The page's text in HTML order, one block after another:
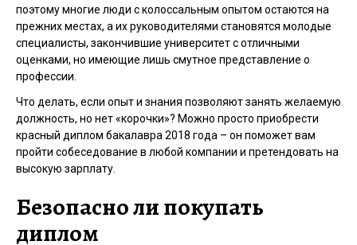
поэтому многие люди с колоссальным опытом остаются на
прежних местах, а их руководителями становятся молодые
специалисты, закончившие университет с отличными
оценками, но имеющие лишь смутное представление о
профессии.
Что делать, если опыт и знания позволяют занять желаемую
должность, но нет «корочки»? Можно просто приобрести
красный диплом бакалавра 2018 года – он поможет вам
пройти собеседование в любой компании и претендовать на
высокую зарплату.
Безопасно ли покупать
диплом